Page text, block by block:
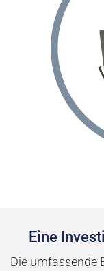
Eine
Die umfassende